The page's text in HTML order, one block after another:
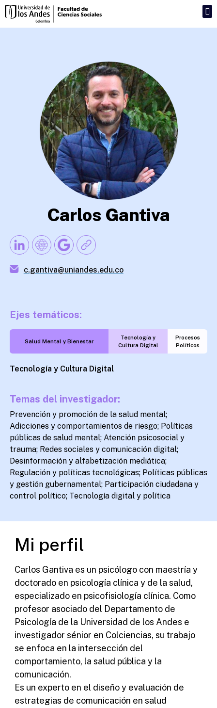
Carlos Gantiva
c.gantiva@uniandes.edu.co
Ejes temáticos:
Salud Mental y Bienestar
Tecnología y
Cultura Digital
Procesos
Políticos
Tecnología y Cultura Digital
Temas del investigador:
Prevención y promoción de la salud mental;
Adicciones y comportamientos de riesgo; Políticas
públicas de salud mental; Atención psicosocial y
trauma; Redes sociales y comunicación digital;
Desinformación y alfabetización mediática;
Regulación y políticas tecnológicas; Políticas públicas
y gestión gubernamental; Participación ciudadana y
control político; Tecnología digital y política
Mi perfil
Carlos Gantiva es un psicólogo con maestría y
doctorado en psicología clínica y de la salud,
especializado en psicofisiología clínica. Como
profesor asociado del Departamento de
Psicología de la Universidad de los Andes e
investigador sénior en Colciencias, su trabajo
se enfoca en la intersección del
comportamiento, la salud pública y la
comunicación.
Es un experto en el diseño y evaluación de
estrategias de comunicación en salud